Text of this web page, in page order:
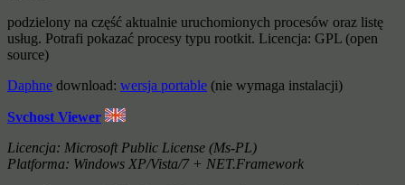
podzielony na część aktualnie uruchomionych procesów oraz listę
usług. Potrafi pokazać procesy typu rootkit. Licencja: GPL (open
source)
Daphne download: wersja portable (nie wymaga instalacji)
Svchost Viewer
Licencja: Microsoft Public License (Ms-PL)
Platforma: Windows XP/Vista/7 + NET.Framework